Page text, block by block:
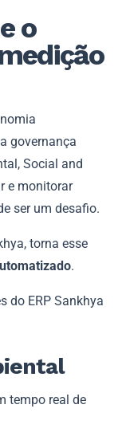
o
governança
Social and
e monitorar
ser um desafio.
torna esse
.
do ERP Sankhya
tempo real de